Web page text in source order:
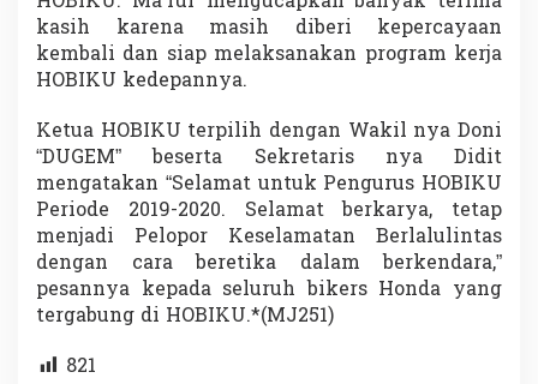
d
i
k
e
r
s
P
k
a
n
kasih karena masih diberi kepercayaan
kembali dan siap melaksanakan program kerja
HOBIKU kedepannya.
Ketua HOBIKU terpilih dengan Wakil nya Doni
“DUGEM” beserta Sekretaris nya Didit
mengatakan “Selamat untuk Pengurus HOBIKU
Periode 2019-2020. Selamat berkarya, tetap
menjadi Pelopor Keselamatan Berlalulintas
dengan cara beretika dalam berkendara,”
pesannya kepada seluruh bikers Honda yang
tergabung di HOBIKU.*(MJ251)
821